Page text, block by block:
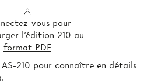
vous pour
l'édition 210 au
format PDF
210 pour connaître en détails